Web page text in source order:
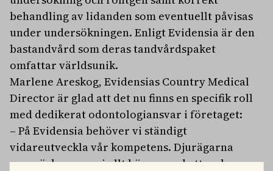
behandling av lidanden som eventuellt påvisas
under undersökningen. Enligt Evidensia är den
bastandvård som deras tandvårdspaket
omfattar världsunik.
Marlene Areskog, Evidensias Country Medical
Director är glad att det nu finns en specifik roll
med dedikerat odontologiansvar i företaget:
– På Evidensia behöver vi ständigt
vidareutveckla vår kompetens. Djurägarna
uppmärksammar i allt högre grad att en bra